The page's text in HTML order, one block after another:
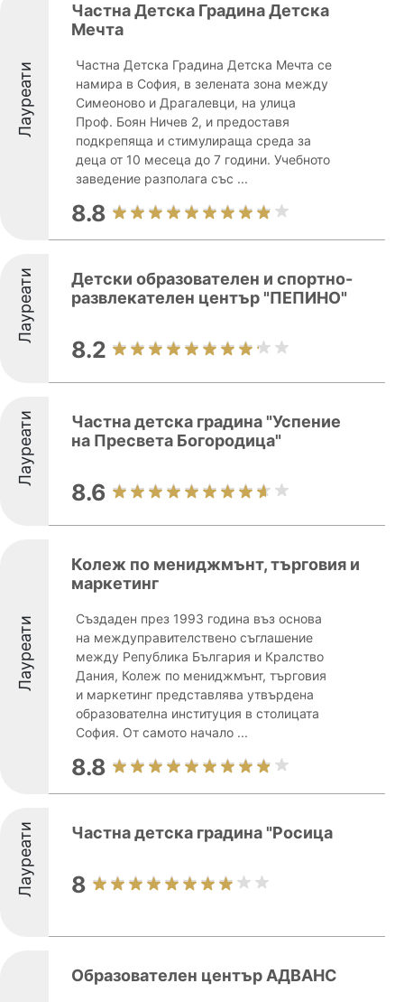
Лауреати
Частна Детска Градина Детска
Мечта
Частна Детска Градина Детска Мечта се
намира в София, в зелената зона между
Симеоново и Драгалевци, на улица
Проф. Боян Ничев 2, и предоставя
подкрепяща и стимулираща среда за
деца от 10 месеца до 7 години. Учебното
заведение разполага със ...
8.8
Лауреати
Детски образователен и спортно-
развлекателен център "ПЕПИНО"
8.2
Лауреати
Частна детска градина "Успение
на Пресвета Богородица"
8.6
Лауреати
Колеж по мениджмънт, търговия и
маркетинг
Създаден през 1993 година въз основа
на междуправителствено съглашение
между Република България и Кралство
Дания, Колеж по мениджмънт, търговия
и маркетинг представлява утвърдена
образователна институция в столицата
София. От самото начало ...
8.8
Лауреати Частна детска градина "Росица
8
Образователен център АДВАНС